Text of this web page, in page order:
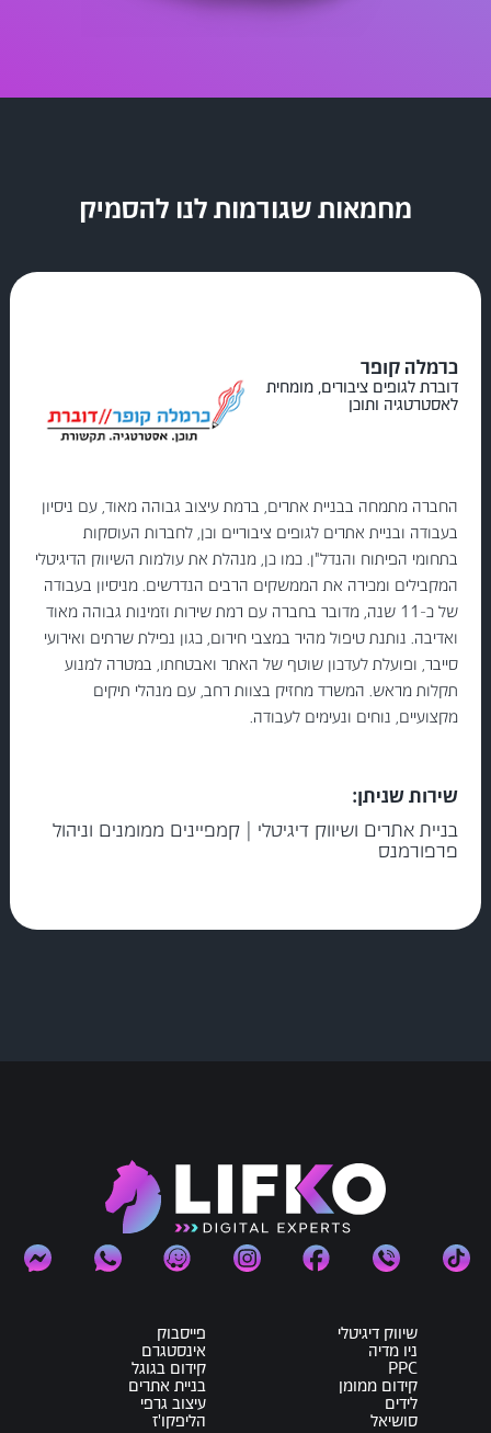
מחמאות שגורמות לנו להסמיק
כרמלה קופר
דוברת לגופים ציבורים, מומחית
לאסטרטגיה ותוכן
החברה מתמחה בבניית אתרים, ברמת עיצוב גבוהה מאוד, עם ניסיון
בעבודה ובניית אתרים לגופים ציבוריים וכן, לחברות העוסקות
בתחומי הפיתוח והנדל"ן. כמו כן, מנהלת את עולמות השיווק הדיגיטלי
המקבילים ומכירה את הממשקים הרבים הנדרשים. מניסיון בעבודה
של כ-11 שנה, מדובר בחברה עם רמת שירות וזמינות גבוהה מאוד
ואדיבה. נותנת טיפול מהיר במצבי חירום, כגון נפילת שרתים ואירועי
סייבר, ופועלת לעדכון שוטף של האתר ואבטחתו, במטרה למנוע
תקלות מראש. המשרד מחזיק בצוות רחב, עם מנהלי תיקים
מקצועיים, נוחים ונעימים לעבודה.
שירות שניתן:
בניית אתרים ושיווק דיגיטלי | קמפיינים ממומנים וניהול
פרפורמנס
שיווק דיגיטלי
ניו מדיה
PPC
קידום ממומן
לידים
סושיאל
פייסבוק
אינסטגרם
קידום בגוגל
בניית אתרים
עיצוב גרפי
הליפקו'ז